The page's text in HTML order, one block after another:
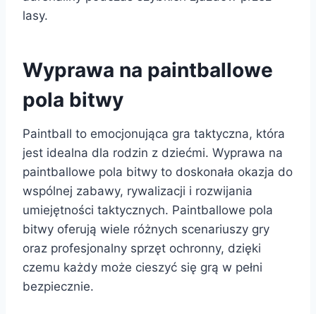
lasy.
Wyprawa na paintballowe
pola bitwy
Paintball to emocjonująca gra taktyczna, która
jest idealna dla rodzin z dziećmi. Wyprawa na
paintballowe pola bitwy to doskonała okazja do
wspólnej zabawy, rywalizacji i rozwijania
umiejętności taktycznych. Paintballowe pola
bitwy oferują wiele różnych scenariuszy gry
oraz profesjonalny sprzęt ochronny, dzięki
czemu każdy może cieszyć się grą w pełni
bezpiecznie.